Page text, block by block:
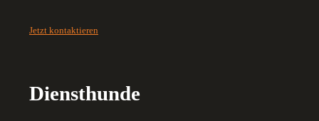
Jetzt kontaktieren
Diensthunde